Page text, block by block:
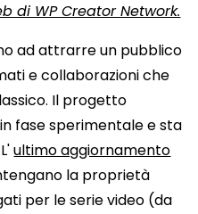
di WP Creator Network.
ad attrarre un pubblico
e collaborazioni che
Il progetto
fase sperimentale e sta
ultimo aggiornamento
la proprietà
per le serie video (da